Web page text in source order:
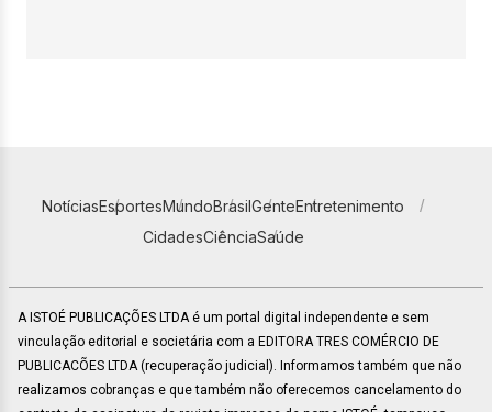
NotíciasEsportesMundoBrasilGenteEntretenimento
CidadesCiênciaSaúde
A ISTOÉ PUBLICAÇÕES LTDA é um portal digital independente e sem
vinculação editorial e societária com a EDITORA TRES COMÉRCIO DE
PUBLICACÕES LTDA (recuperação judicial). Informamos também que não
realizamos cobranças e que também não oferecemos cancelamento do